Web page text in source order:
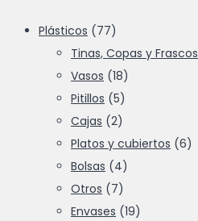
Plásticos (77)
Tinas, Copas y Frascos
Vasos (18)
Pitillos (5)
Cajas (2)
Platos y cubiertos (6)
Bolsas (4)
Otros (7)
Envases (19)